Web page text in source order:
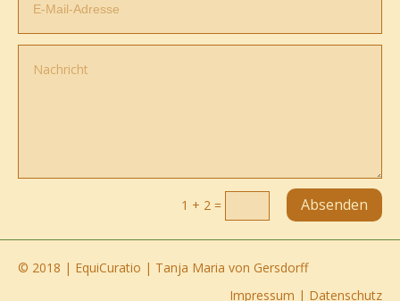
1 + 2 = Absenden
© 2018 | EquiCuratio | Tanja Maria von Gersdorff
Datenschutz
|
Impressum